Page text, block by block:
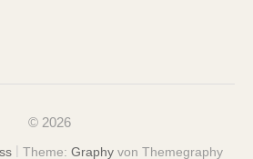
© 2026
| Theme: Graphyvon Themegraphy